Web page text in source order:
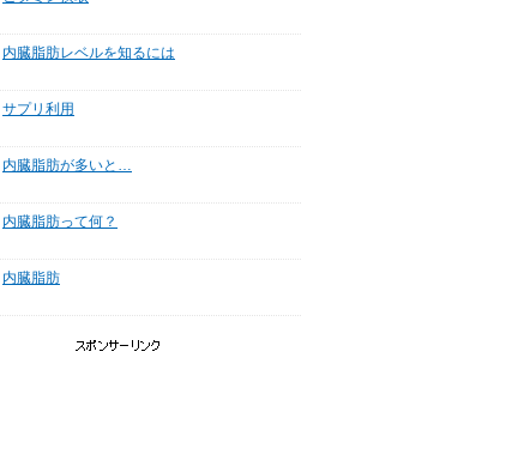
内臓脂肪レベルを知るには
サプリ利用
内臓脂肪が多いと…
内臓脂肪って何？
内臓脂肪